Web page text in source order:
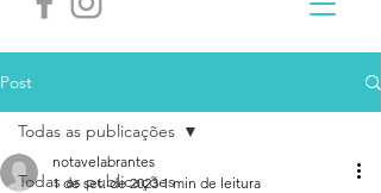
Post
Todas as publicações
Todas as publicações
notavelabrantes
1 de set. de 2023 1 min de leitura